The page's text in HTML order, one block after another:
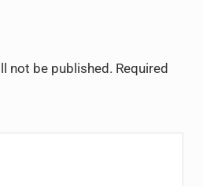
not be published. Required